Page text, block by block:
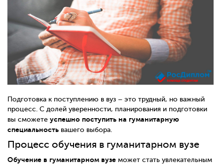
Подготовка к поступлению в вуз – это трудный, но важный
процесс. С долей уверенности, планирования и подготовки
вы сможете успешно поступить на гуманитарную
специальность вашего выбора.
Процесс обучения в гуманитарном вузе
Обучение в гуманитарном вузе может стать увлекательным